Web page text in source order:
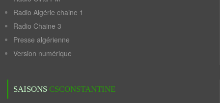
Radio Algérie chaine 1
Radio Chaine 3
Presse algérienne
Version numérique
SAISONS CSCONSTANTINE